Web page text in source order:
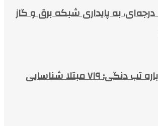
با کاهش ۲ درجه‌ای، به پایداری شبکه برق و گاز
همه چیز درباره تب دنگی؛ ۷۱۹ مبتلا شناسایی